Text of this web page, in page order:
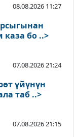
08.08.2026 11:27
бо ..>
07.08.2026 21:24
үйүнүн
таб ..>
07.08.2026 21:15